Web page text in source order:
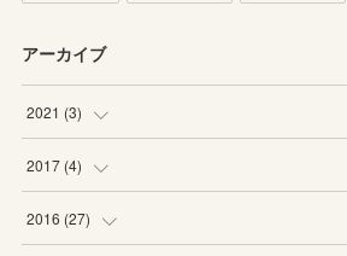
アーカイブ
2021 (3)
( )
(2
2017 (4)
(2
2016 (27)